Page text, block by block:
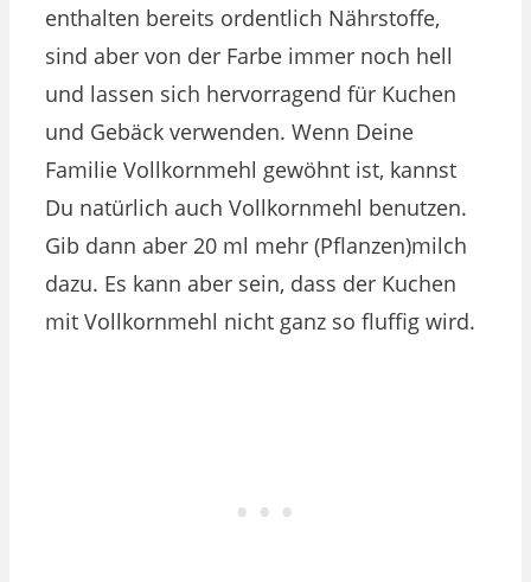
enthalten bereits ordentlich Nährstoffe,
sind aber von der Farbe immer noch hell
und lassen sich hervorragend für Kuchen
und Gebäck verwenden. Wenn Deine
Familie Vollkornmehl gewöhnt ist, kannst
Du natürlich auch Vollkornmehl benutzen.
Gib dann aber 20 ml mehr (Pflanzen)milch
dazu. Es kann aber sein, dass der Kuchen
mit Vollkornmehl nicht ganz so fluffig wird.